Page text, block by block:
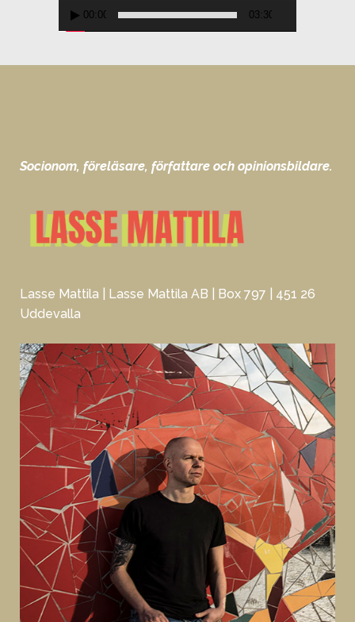
00:00 03:30
Socionom, föreläsare, författare och opinionsbildare.
Lasse Mattila | Lasse Mattila AB | Box 797 | 451 26
Uddevalla